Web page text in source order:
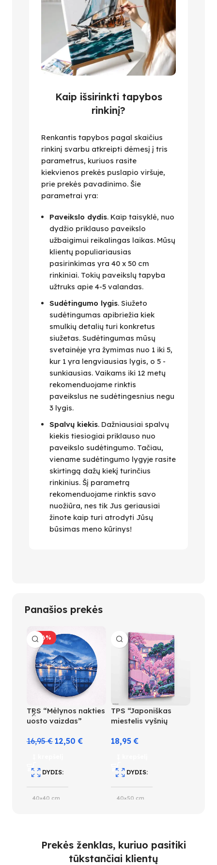
Kaip išsirinkti tapybos
rinkinį?
Renkantis tapybos pagal skaičius
rinkinį svarbu atkreipti dėmesį į tris
parametrus, kuriuos rasite
kiekvienos prekės puslapio viršuje,
prie prekės pavadinimo. Šie
parametrai yra:
Paveikslo dydis. Kaip taisyklė, nuo
dydžio priklauso paveikslo
užbaigimui reikalingas laikas. Mūsų
klientų populiariausias
pasirinkimas yra 40 x 50 cm
rinkiniai. Tokių paveikslų tapyba
užtruks apie 4-5 valandas.
Sudėtingumo lygis. Siužeto
sudėtingumas apibriežia kiek
smulkių detalių turi konkretus
siužetas. Sudėtingumas mūsų
svetainėje yra žymimas nuo 1 iki 5,
kur 1 yra lengviausias lygis, o 5 -
sunkiausias. Vaikams iki 12 metų
rekomenduojame rinktis
paveikslus ne sudėtingesnius negu
3 lygis.
Spalvų kiekis. Dažniausiai spalvų
kiekis tiesiogiai priklauso nuo
paveikslo sudėtingumo. Tačiau,
viename sudėtingumo lygyje rasite
skirtingą dažų kiekį turinčius
rinkinius. Šį parametrą
rekomenduojame rinktis savo
nuožiūra, nes tik Jus geriausiai
žinote kaip turi atrodyti Jūsų
būsimas meno kūrinys!
Panašios prekės
-26%
TPS “Mėlynos nakties
uosto vaizdas”
16,95€ 12,50€
DYDIS
40×40 cm
TPS “Japoniškas
miestelis vyšnių
18,95€
DYDIS
40×50 cm
21
Prekės ženklas, kuriuo pasitiki
tūkstančiai klientų